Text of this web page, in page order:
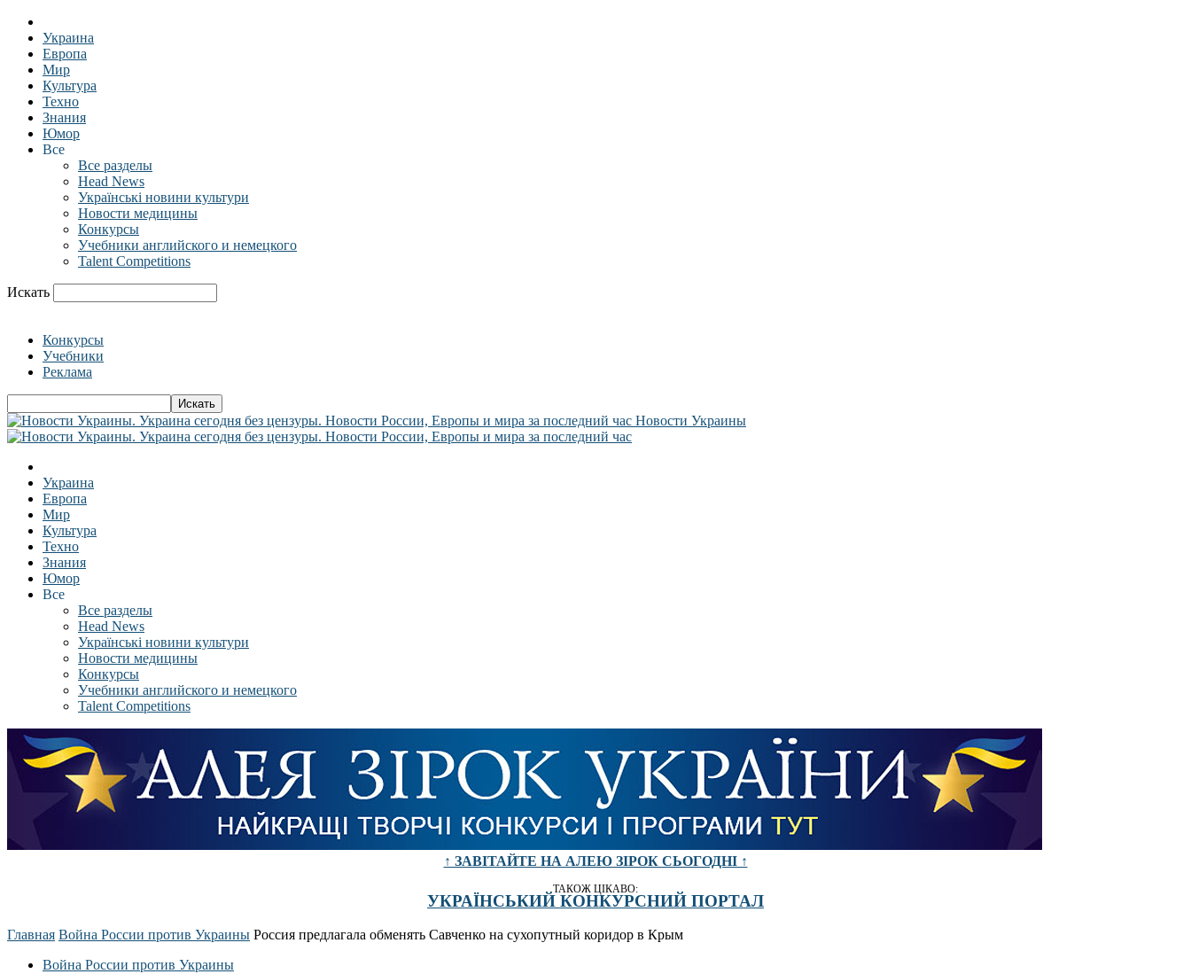
Украина
Европа
Мир
Культура
Техно
Знания
Юмор
Все
Все разделы
Head News
Українські новини культури
Новости медицины
Конкурсы
Учебники английского и немецкого
Talent Competitions
Искать
Конкурсы
Учебники
Реклама
Новости Украины
Украина
Европа
Мир
Культура
Техно
Знания
Юмор
Все
Все разделы
Head News
Українські новини культури
Новости медицины
Конкурсы
Учебники английского и немецкого
Talent Competitions
↑ ЗАВІТАЙТЕ НА АЛЕЮ ЗІРОК СЬОГОДНІ ↑
ТАКОЖ ЦІКАВО:
УКРАЇНСЬКИЙ КОНКУРСНИЙ ПОРТАЛ
Главная Война России против Украины Россия предлагала обменять Савченко на сухопутный коридор в Крым
Война России против Украины